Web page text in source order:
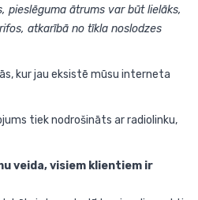
pieslēguma ātrums var būt lielāks,
atkarībā no tīkla noslodzes
kur jau eksistē mūsu interneta
tiek nodrošināts ar radiolinku,
veida, visiem klientiem ir